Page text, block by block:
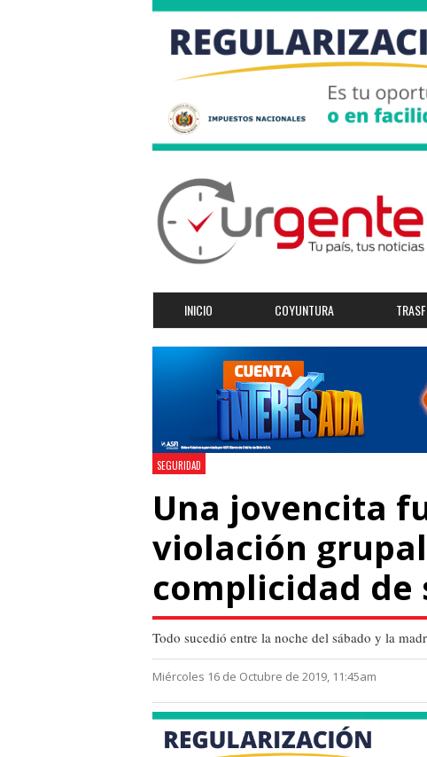
INICIO COYUNTURA
SEGURIDAD
Una jovencita
violación
complicidad de
Todo sucedió entre la noche del sábado y la
Miércoles 16 de Octubre de 2019, 11:45am